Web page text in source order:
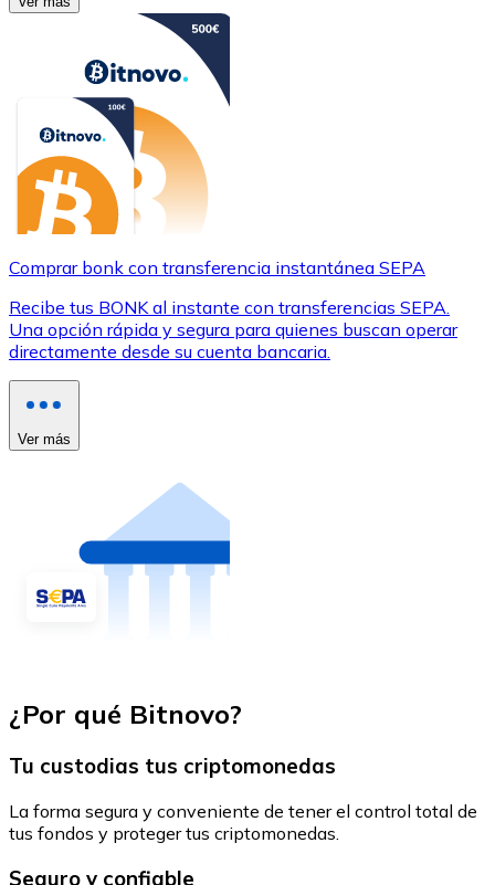
Comprar bonk con transferencia instantánea SEPA
Recibe tus BONK al instante con transferencias SEPA.
Una opción rápida y segura para quienes buscan operar
directamente desde su cuenta bancaria.
Ver más
¿Por qué Bitnovo?
Tu custodias tus criptomonedas
La forma segura y conveniente de tener el control total de
tus fondos y proteger tus criptomonedas.
Seguro y confiable